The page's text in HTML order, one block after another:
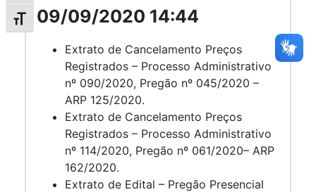
Alternar tamanho da fonte
09/09/2020 14:44
Extrato de Cancelamento Preços
Registrados – Processo Administrativo
nº 090/2020, Pregão nº 045/2020 –
ARP 125/2020.
Extrato de Cancelamento Preços
Registrados – Processo Administrativo
nº 114/2020, Pregão nº 061/2020– ARP
162/2020.
Extrato de Edital – Pregão Presencial